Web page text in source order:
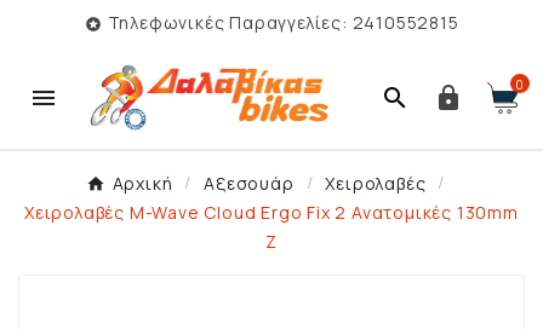
 Τηλεφωνικές Παραγγελίες: 2410552815
   0
Αρχική Αξεσουάρ
Χειρολαβές
Χειρολαβές M-Wave Cloud Ergo Fix 2 Ανατομικές 130mm
Z